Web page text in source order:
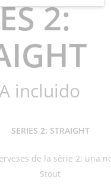
2:
incluido
SERIES 2: STRAIGHT
de la sèrie 2; una
Stout